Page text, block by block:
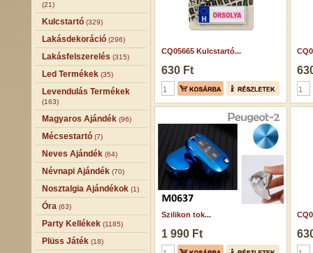
(21)
Kulcstartó (329)
Lakásdekoráció (296)
Lakásfelszerelés (315)
Led Termékek (35)
Levendulás Termékek
(163)
Magyaros Ajándék (96)
Mécsestartó (7)
Neves Ajándék (64)
Névnapi Ajándék (70)
Nosztalgia Ajándékok (1)
Óra (63)
Party Kellékek (1185)
Plüss Játék (18)
CQ05665 Kulcstartó...
630 Ft
Szilikon tok...
1 990 Ft